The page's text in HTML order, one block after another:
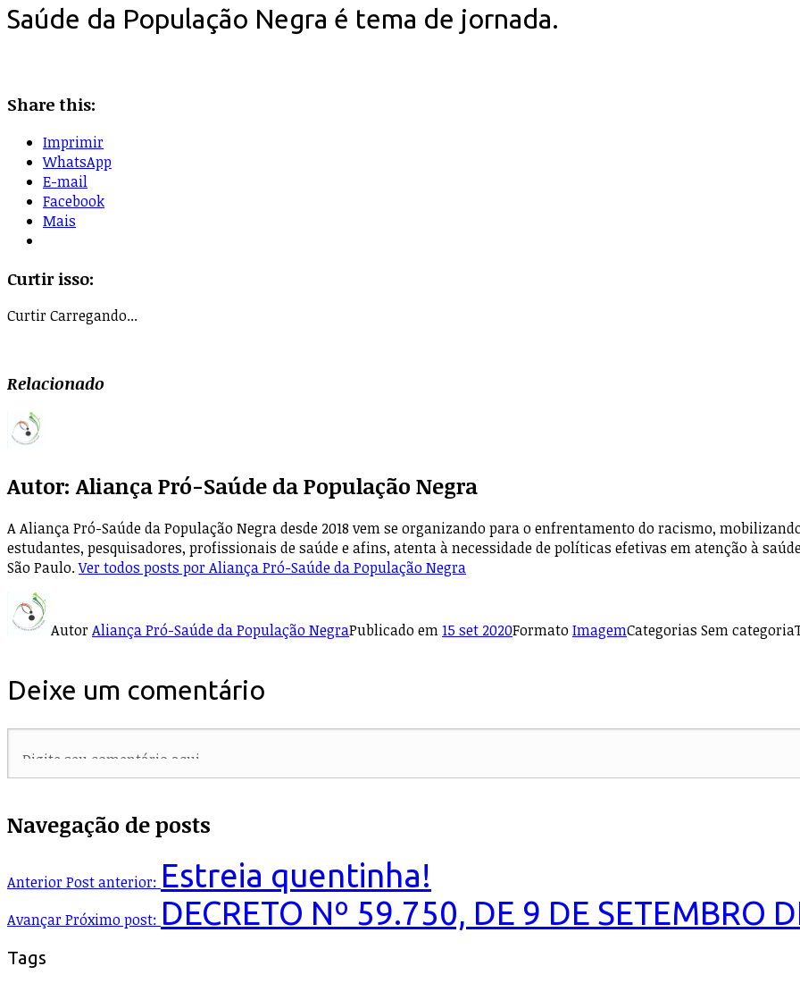
Saúde da População Negra é tema de jornada.
Share this:
Imprimir
WhatsApp
E-mail
Facebook
Mais
Curtir isso:
CurtirCarregando...
Relacionado
Autor: Aliança Pró-Saúde da População Negra
A Aliança Pró-Saúde da População Negra desde 2018 vem se organizando para o enfrentamento do racismo,
estudantes, pesquisadores, profissionais de saúde e afins, atenta à necessidade de políticas efetivas em atenção à
São Paulo.Ver todos posts por Aliança Pró-Saúde da População Negra
AutorAliança Pró-Saúde da População NegraPublicado em15 set 2020FormatoImagemCategorias Sem categoria
Deixe um comentário
Navegação de posts
AnteriorPost anterior: Estreia quentinha!
AvançarPróximo post: DECRETO Nº 59.750, DE 9 DE SETEMBRO
Tags